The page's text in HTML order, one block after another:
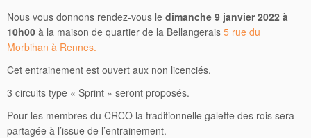
Nous vous donnons rendez-vous le dimanche 9 janvier 2022 à
10h00 à la maison de quartier de la Bellangerais 5 rue du
Morbihan à Rennes.
Cet entrainement est ouvert aux non licenciés.
3 circuits type « Sprint » seront proposés.
Pour les membres du CRCO la traditionnelle galette des rois sera
partagée à l’issue de l’entrainement.